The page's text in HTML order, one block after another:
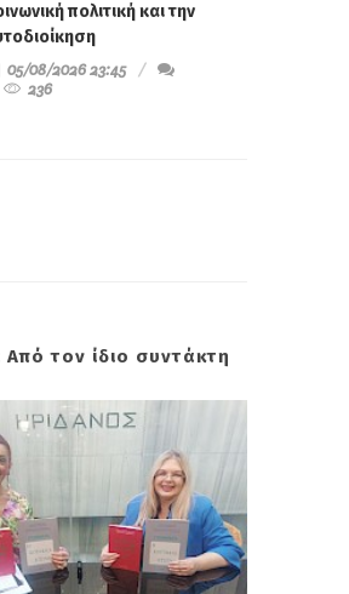
πολιτική και την
05/08/2026 23:45
236
τον ίδιο συντάκτη